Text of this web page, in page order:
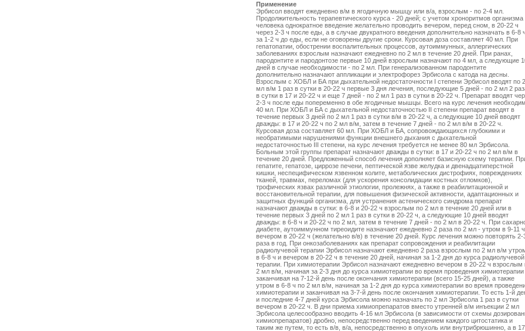
Применение
Эрбисол вводят ежедневно в/м в ягодичную мышцу или в/а, взрослым - по 2-4 мл.
Продолжительность терапевтического курса - 20 дней; с учетом хроноритмов организма
человека однократное введение желательно проводить вечером, перед сном, в 20-22 ч
через 2-3 ч после еды, а в случае двукратного введения дополнительно назначать в 6-8 ч
за 1-2 ч до еды, если не оговорены другие сроки. Курсовая доза составляет 40 мл. При
гепатопатии, обострении воспалительных процессов, аутоиммунных, аллергических
заболеваниях взрослым назначают ежедневно по 2 мл в течение 20 дней. При ранах,
пародонтите и пародонтозе первые 10 дней взрослым назначают по 4 мл, а следующие
дней в случае необходимости - по 2 мл. При генерализованном пародонтите
дополнительно назначают аппликации и электрофорез Эрбисола с катода на десны.
Взрослым с ХОБЛ и БА при дыхательной недостаточности І степени Эрбисол вводят по 2
мл в/м 1 раз в сутки в 20-22 ч первые 3 дня лечения, последующие 5 дней - по 2 мл 2
в сутки в 17 и 20-22 ч и еще 7 дней - по 2 мл 1 раз в сутки в 20-22 ч. Препарат вводят
2-3 ч после еды попеременно в обе ягодичные мышцы. Всего на курс лечения
40 мл. При ХОБЛ и БА с дыхательной недостаточностью ІІ степени препарат вводят в
течение первых 3 дней по 2 мл 1 раз в сутки в/м в 20-22 ч, а следующие 10 дней вводят
дважды: в 17 и 20-22 ч по 2 мл в/м, затем в течение 7 дней - по 2 мл в/м в 20-22 ч.
Курсовая доза составляет 60 мл. При ХОБЛ и БА, сопровождающихся глубокими и
необратимыми нарушениями функции внешнего дыхания с дыхательной
недостаточностью III степени, на курс лечения требуется не менее 80 мл Эрбисола.
Больным этой группы препарат назначают дважды в сутки: в 17 и 20-22 ч по 2 мл в/м в
течение 20 дней. Предложенный способ лечения дополняет базисную схему терапии.
гепатите, гепатозе, циррозе печени, пептической язве желудка и двенадцатиперстной
кишки, неспецифическом язвенном колите, метаболических дистрофиях, повреждениях
тканей, травмах, переломах (для ускорения консолидации костных отломков),
трофических язвах различной этиологии, пролежнях, а также в реабилитационной и
восстановительной терапии, для повышения физической активности, адаптационных и
защитных функций организма, для устранения астенического синдрома препарат
назначают дважды в сутки: в 6-8 и 20-22 ч взрослым по 2 мл в течение 20 дней или в
течение первых 3 дней по 2 мл 1 раз в сутки в 20-22 ч, а следующие 10 дней вводят
дважды: в 6-8 ч и 20-22 ч по 2 мл, затем в течение 7 дней - по 2 мл в 20-22 ч. При
диабете, аутоиммунном тиреоидите назначают ежедневно 2 раза по 2 мл - утром в 9-11
вечером в 20-22 ч (желательно в/в) в течение 20 дней. Курс лечения можно повторять 2-
раза в год. При онкозаболеваниях как препарат сопровождения и реабилитации
радиолучевой терапии Эрбисол назначают ежедневно 2 раза взрослым по 2 мл в/м
в 6-8 ч и вечером в 20-22 ч в течение 20 дней, начиная за 1-2 дня до курса радиолучевой
терапии. При химиотерапии Эрбисол назначают ежедневно вечером в 20-22 ч взрослым
2 мл в/м, начиная за 2-3 дня до курса химиотерапии во время проведения химиотерапии
заканчивая на 7-12-й день после окончания химиотерапии (всего 15-25 дней), а также
утром в 6-8 ч по 2 мл в/м, начиная за 1-2 дня до курса химиотерапии во время
химиотерапии и заканчивая на 3-7-й день после окончания химиотерапии. То есть 1-й
и последние 4-7 дней курса Эрбисола можно назначать по 2 мл Эрбисола 1 раз в сутки
вечером в 20-22 ч. В дни приема химиопрепаратов вместо утренней в/м инъекции 2 мл
Эрбисола целесообразно вводить 4-16 мл Эрбисола (в зависимости от схемы
химиопрепаратов) дробно, непосредственно перед введением каждого цитостатика и
таким же путем, то есть в/в, в/а, непосредственно в опухоль или внутрибрюшинно, а в